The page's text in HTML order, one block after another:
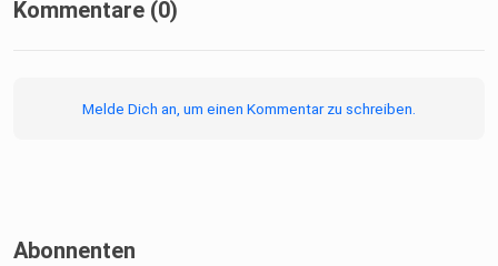
Kommentare (0)
Melde Dich an, um einen Kommentar zu schreiben.
Abonnenten